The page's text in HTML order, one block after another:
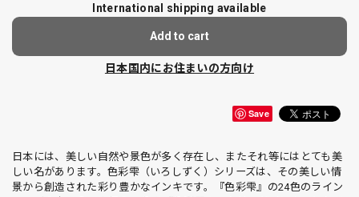
International shipping available
Add to cart
日本国内にお住まいの方向け
Save
日本には、美しい自然や景色が多く存在し、またそれ等にはとても美
しい名があります。色彩雫（いろしずく）シリーズは、その美しい情
景から創造された彩り豊かなインキです。『色彩雫』の24色のライン